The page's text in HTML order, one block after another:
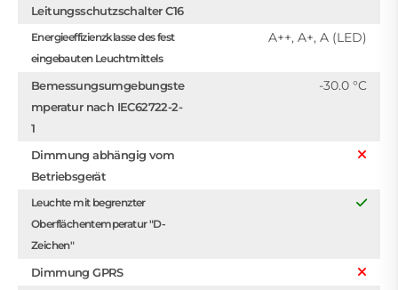
Leitungsschutzschalter C16
Energieeffizienzklasse des fest
eingebauten Leuchtmittels
A++, A+, A (LED)
Bemessungsumgebungste
mperatur nach IEC62722-2-
1
-30.0 °C
Dimmung abhängig vom
Betriebsgerät
Leuchte mit begrenzter
Oberflächentemperatur "D-
Zeichen"
Dimmung GPRS